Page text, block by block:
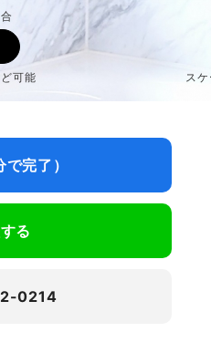
可能 ス
完了）
る
0214